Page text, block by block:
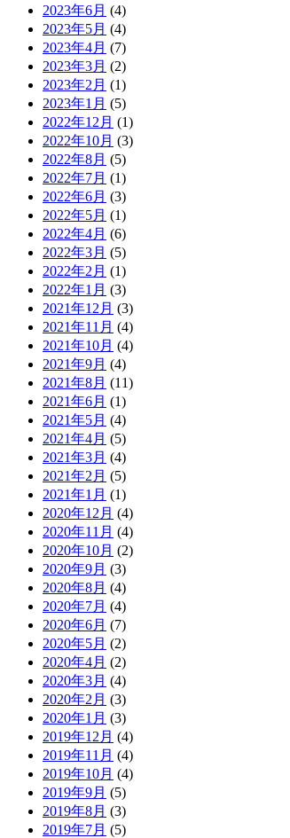
2023年6月 (4)
2023年5月 (4)
2023年4月 (7)
2023年3月 (2)
2023年2月 (1)
2023年1月 (5)
2022年12月 (1)
2022年10月 (3)
2022年8月 (5)
2022年7月 (1)
2022年6月 (3)
2022年5月 (1)
2022年4月 (6)
2022年3月 (5)
2022年2月 (1)
2022年1月 (3)
2021年12月 (3)
2021年11月 (4)
2021年10月 (4)
2021年9月 (4)
2021年8月 (11)
2021年6月 (1)
2021年5月 (4)
2021年4月 (5)
2021年3月 (4)
2021年2月 (5)
2021年1月 (1)
2020年12月 (4)
2020年11月 (4)
2020年10月 (2)
2020年9月 (3)
2020年8月 (4)
2020年7月 (4)
2020年6月 (7)
2020年5月 (2)
2020年4月 (2)
2020年3月 (4)
2020年2月 (3)
2020年1月 (3)
2019年12月 (4)
2019年11月 (4)
2019年10月 (4)
2019年9月 (5)
2019年8月 (3)
2019年7月 (5)